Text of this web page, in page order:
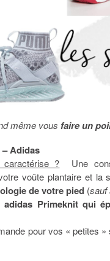
même vous faire un
– Adidas
? Une
voûte plantaire et la
de votre pied (sauf
adidas Primeknit qui
pour vos « petites »